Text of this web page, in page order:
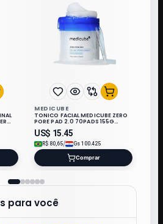
MEDICUBE
TONICO FACIAL MEDICUBE ZERO
PORE PAD 2.0 70PADS 155G
108374/114665
US$ 15.45
R$ 80,65/ Gs 100.425
Comprar
para você